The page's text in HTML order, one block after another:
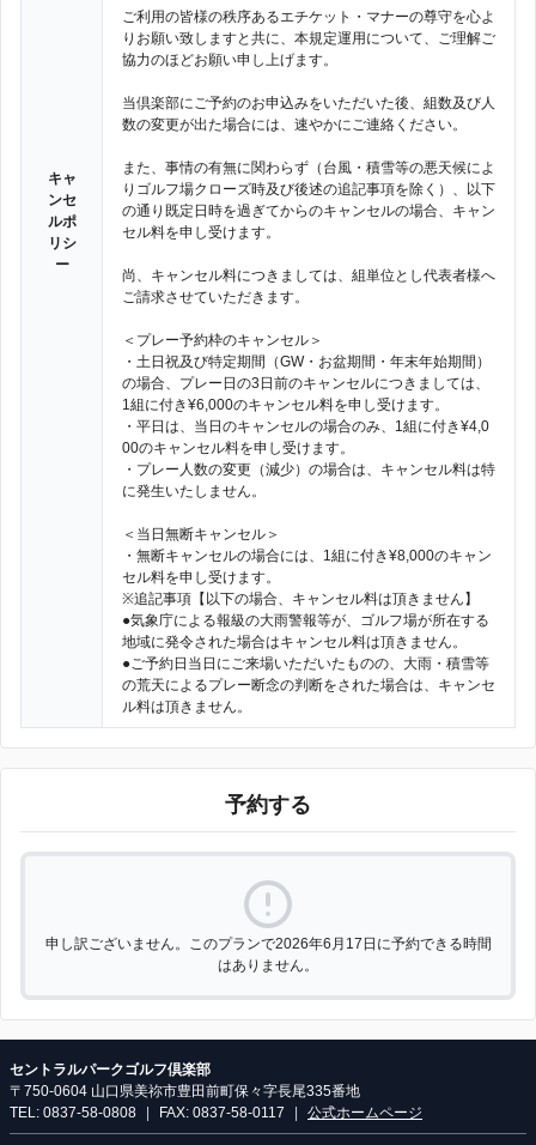
キャ
ンセ
ルポ
リシ
ー
ご利用の皆様の秩序あるエチケット・マナーの尊守を心よ
りお願い致しますと共に、本規定運用について、ご理解ご
協力のほどお願い申し上げます。
当倶楽部にご予約のお申込みをいただいた後、組数及び人
数の変更が出た場合には、速やかにご連絡ください。
また、事情の有無に関わらず（台風・積雪等の悪天候によ
りゴルフ場クローズ時及び後述の追記事項を除く）、以下
の通り既定日時を過ぎてからのキャンセルの場合、キャン
セル料を申し受けます。
尚、キャンセル料につきましては、組単位とし代表者様へ
ご請求させていただきます。
＜プレー予約枠のキャンセル＞
・土日祝及び特定期間（GW・お盆期間・年末年始期間）
の場合、プレー日の3日前のキャンセルにつきましては、
1組に付き¥6,000のキャンセル料を申し受けます。
・平日は、当日のキャンセルの場合のみ、1組に付き¥4,0
00のキャンセル料を申し受けます。
・プレー人数の変更（減少）の場合は、キャンセル料は特
に発生いたしません。
＜当日無断キャンセル＞
・無断キャンセルの場合には、1組に付き¥8,000のキャン
セル料を申し受けます。
※追記事項【以下の場合、キャンセル料は頂きません】
●気象庁による報級の大雨警報等が、ゴルフ場が所在する
地域に発令された場合はキャンセル料は頂きません。
●ご予約日当日にご来場いただいたものの、大雨・積雪等
の荒天によるプレー断念の判断をされた場合は、キャンセ
ル料は頂きません。
予約する
申し訳ございません。このプランで2026年6月17日に予約できる時間
はありません。
セントラルパークゴルフ倶楽部
〒750-0604 山口県美祢市豊田前町保々字長尾335番地
TEL: 0837-58-0808
FAX: 0837-58-0117 公式ホームページ